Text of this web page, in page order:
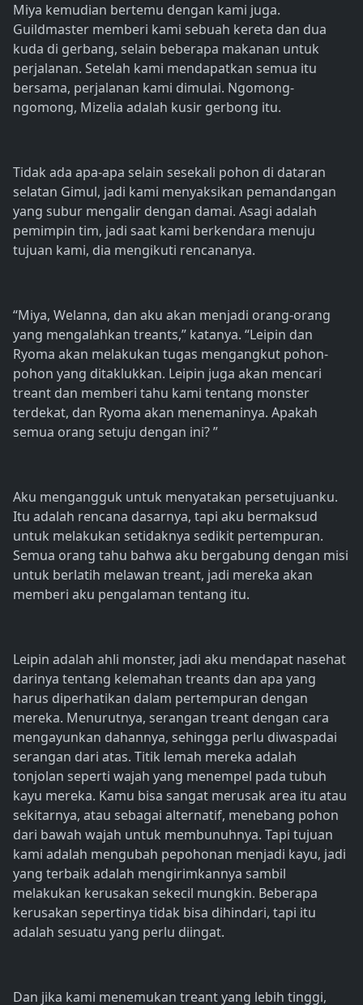
Miya kemudian bertemu dengan kami juga.
Guildmaster memberi kami sebuah kereta dan dua
kuda di gerbang, selain beberapa makanan untuk
perjalanan. Setelah kami mendapatkan semua itu
bersama, perjalanan kami dimulai. Ngomong-
ngomong, Mizelia adalah kusir gerbong itu.
Tidak ada apa-apa selain sesekali pohon di dataran
selatan Gimul, jadi kami menyaksikan pemandangan
yang subur mengalir dengan damai. Asagi adalah
pemimpin tim, jadi saat kami berkendara menuju
tujuan kami, dia mengikuti rencananya.
“Miya, Welanna, dan aku akan menjadi orang-orang
yang mengalahkan treants,” katanya. “Leipin dan
Ryoma akan melakukan tugas mengangkut pohon-
pohon yang ditaklukkan. Leipin juga akan mencari
treant dan memberi tahu kami tentang monster
terdekat, dan Ryoma akan menemaninya. Apakah
semua orang setuju dengan ini? ”
Aku mengangguk untuk menyatakan persetujuanku.
Itu adalah rencana dasarnya, tapi aku bermaksud
untuk melakukan setidaknya sedikit pertempuran.
Semua orang tahu bahwa aku bergabung dengan misi
untuk berlatih melawan treant, jadi mereka akan
memberi aku pengalaman tentang itu.
Leipin adalah ahli monster, jadi aku mendapat nasehat
darinya tentang kelemahan treants dan apa yang
harus diperhatikan dalam pertempuran dengan
mereka. Menurutnya, serangan treant dengan cara
mengayunkan dahannya, sehingga perlu diwaspadai
serangan dari atas. Titik lemah mereka adalah
tonjolan seperti wajah yang menempel pada tubuh
kayu mereka. Kamu bisa sangat merusak area itu atau
sekitarnya, atau sebagai alternatif, menebang pohon
dari bawah wajah untuk membunuhnya. Tapi tujuan
kami adalah mengubah pepohonan menjadi kayu, jadi
yang terbaik adalah mengirimkannya sambil
melakukan kerusakan sekecil mungkin. Beberapa
kerusakan sepertinya tidak bisa dihindari, tapi itu
adalah sesuatu yang perlu diingat.
Dan jika kami menemukan treant yang lebih tinggi,